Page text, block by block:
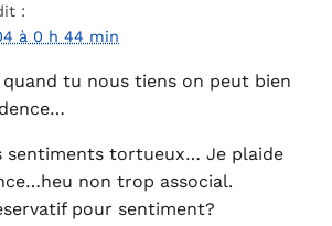
:
à 0 h 44 min
tu nous tiens on peut bien
sentiments tortueux… Je plaide
non trop associal.
pour sentiment?